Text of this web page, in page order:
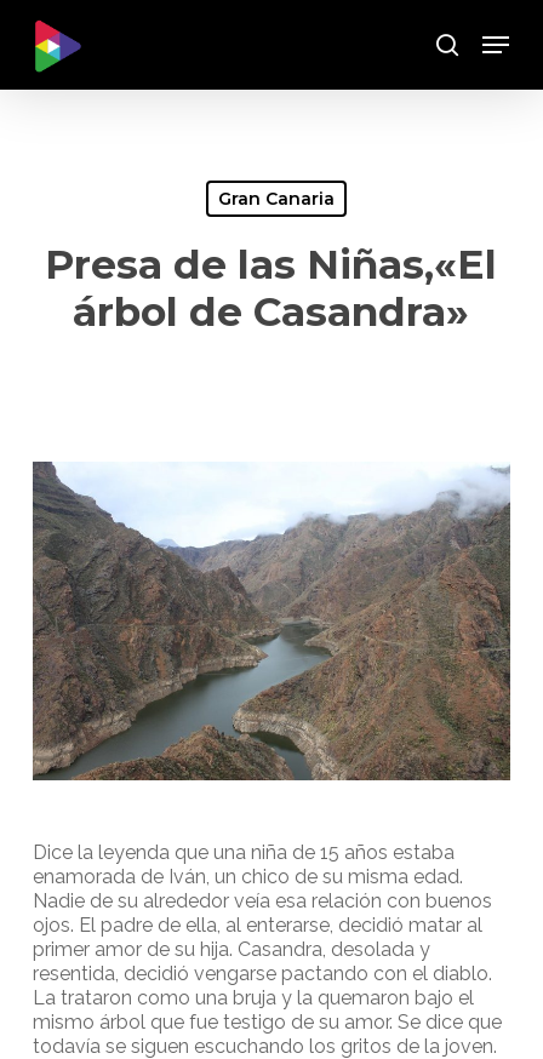
main
Buscar
Menu
Gran Canaria
Presa de las Niñas,«El
árbol de Casandra»
Dice la leyenda que una niña de 15 años estaba
enamorada de Iván, un chico de su misma edad.
Nadie de su alrededor veía esa relación con buenos
ojos. El padre de ella, al enterarse, decidió matar al
primer amor de su hija. Casandra, desolada y
resentida, decidió vengarse pactando con el diablo.
La trataron como una bruja y la quemaron bajo el
mismo árbol que fue testigo de su amor. Se dice que
todavía se siguen escuchando los gritos de la joven.